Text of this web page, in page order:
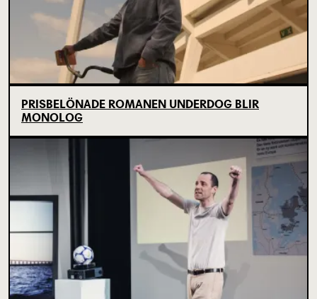
PRISBELÖNADE ROMANEN UNDERDOG BLIR
MONOLOG